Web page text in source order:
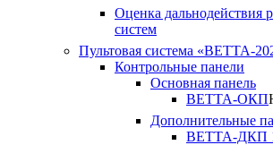
Оценка дальнодействия
систем
Пультовая система «ВЕТТА-
Контрольные панели
Основная панель
ВЕТТА-ОКП
Дополнительные
ВЕТТА-ДКП